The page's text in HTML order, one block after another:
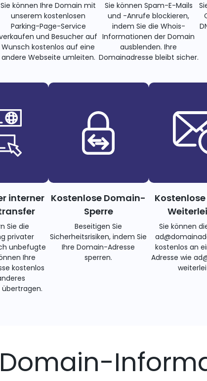
Sie können Ihre Domain mit
unserem kostenlosen
Parking-Page-Service
und Besucher auf
Wunsch kostenlos auf eine
andere Webseite umleiten.
Sie können Spam-E-Mails
und -Anrufe blockieren,
indem Sie die Whois-
Informationen der Domain
ausblenden. Ihre
Domainadresse bleibt sicher.
interner
Sie die
privater
unbefugte
Ihre
kostenlos
Kostenlose Domain-
Sperre
Beseitigen Sie
Sicherheitsrisiken, indem Sie
Ihre Domain-Adresse
sperren.
Sie können
kostenlos an
Adresse wie